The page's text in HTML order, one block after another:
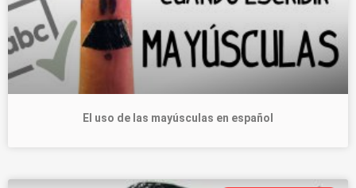
El uso de las mayúsculas en español